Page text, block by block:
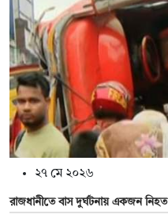
২৭ মে ২০২৬
রাজধানীতে বাস দুর্ঘটনায় একজন নিহত